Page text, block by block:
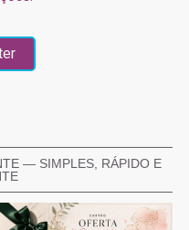
— SIMPLES, RÁPIDO E